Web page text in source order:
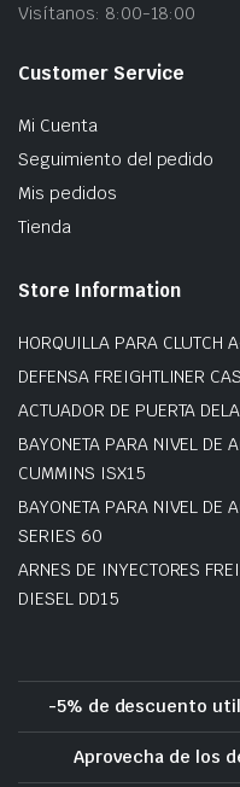
Visítanos: 8:00-18:00
Customer Service
Mi Cuenta
Seguimiento del pedido
Mis pedidos
Tienda
Store Information
HORQUILLA PARA CLUTCH
DEFENSA FREIGHTLINER
ACTUADOR DE PUERTA
BAYONETA PARA NIVEL
CUMMINS ISX15
BAYONETA PARA NIVEL DE
SERIES 60
ARNES DE INYECTORES
DIESEL DD15
-5% de descuento
Aprovecha de los